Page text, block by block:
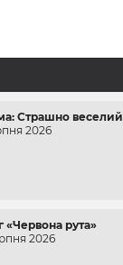
Страшно веселий
2026
«Червона рута»
2026